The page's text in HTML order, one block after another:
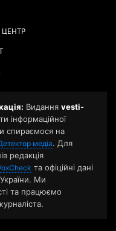
Видання vesti-
інформаційної
спираємося на
медіа. Для
редакція
та офіційні дані
Ми
та працюємо